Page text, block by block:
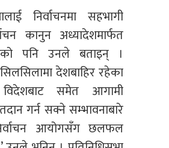
निर्वाचनमा सहभागी
कानुन अध्यादेशमार्फत
पनि उनले बताइन् ।
सिलसिलामा देशबाहिर रहेका
विदेशबाट समेत आगामी
गर्न सक्ने सम्भावनाबारे
आयोगसँग छलफल